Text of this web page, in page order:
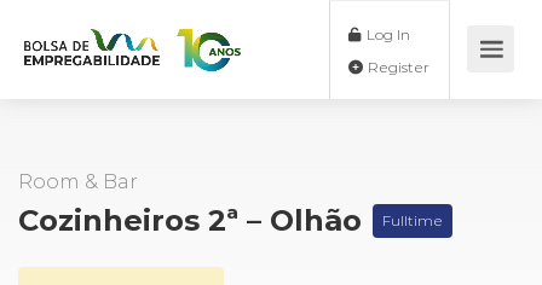
Log In
Room & Bar
Cozinheiros 2ª – Olhão Fulltime